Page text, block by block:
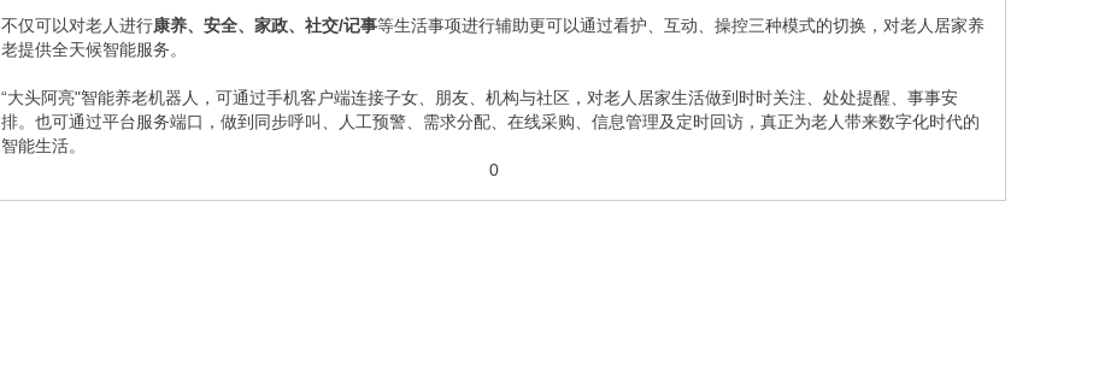
不仅可以对老人进行康养、安全、家政、社交/记事等生活事项进行辅助更可以通过看护、互动、操控三种模式的切换，对老人居家养
老提供全天候智能服务。
“大头阿亮"智能养老机器人，可通过手机客户端连接子女、朋友、机构与社区，对老人居家生活做到时时关注、处处提醒、事事安
排。也可通过平台服务端口，做到同步呼叫、人工预警、需求分配、在线采购、信息管理及定时回访，真正为老人带来数字化时代的
智能生活。
0